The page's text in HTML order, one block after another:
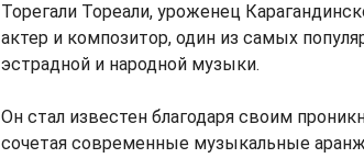
Торегали Тореали, уроженец
актер и композитор, один из самых
эстрадной и народной музыки.
Он стал известен благодаря своим
сочетая современные музыкальные